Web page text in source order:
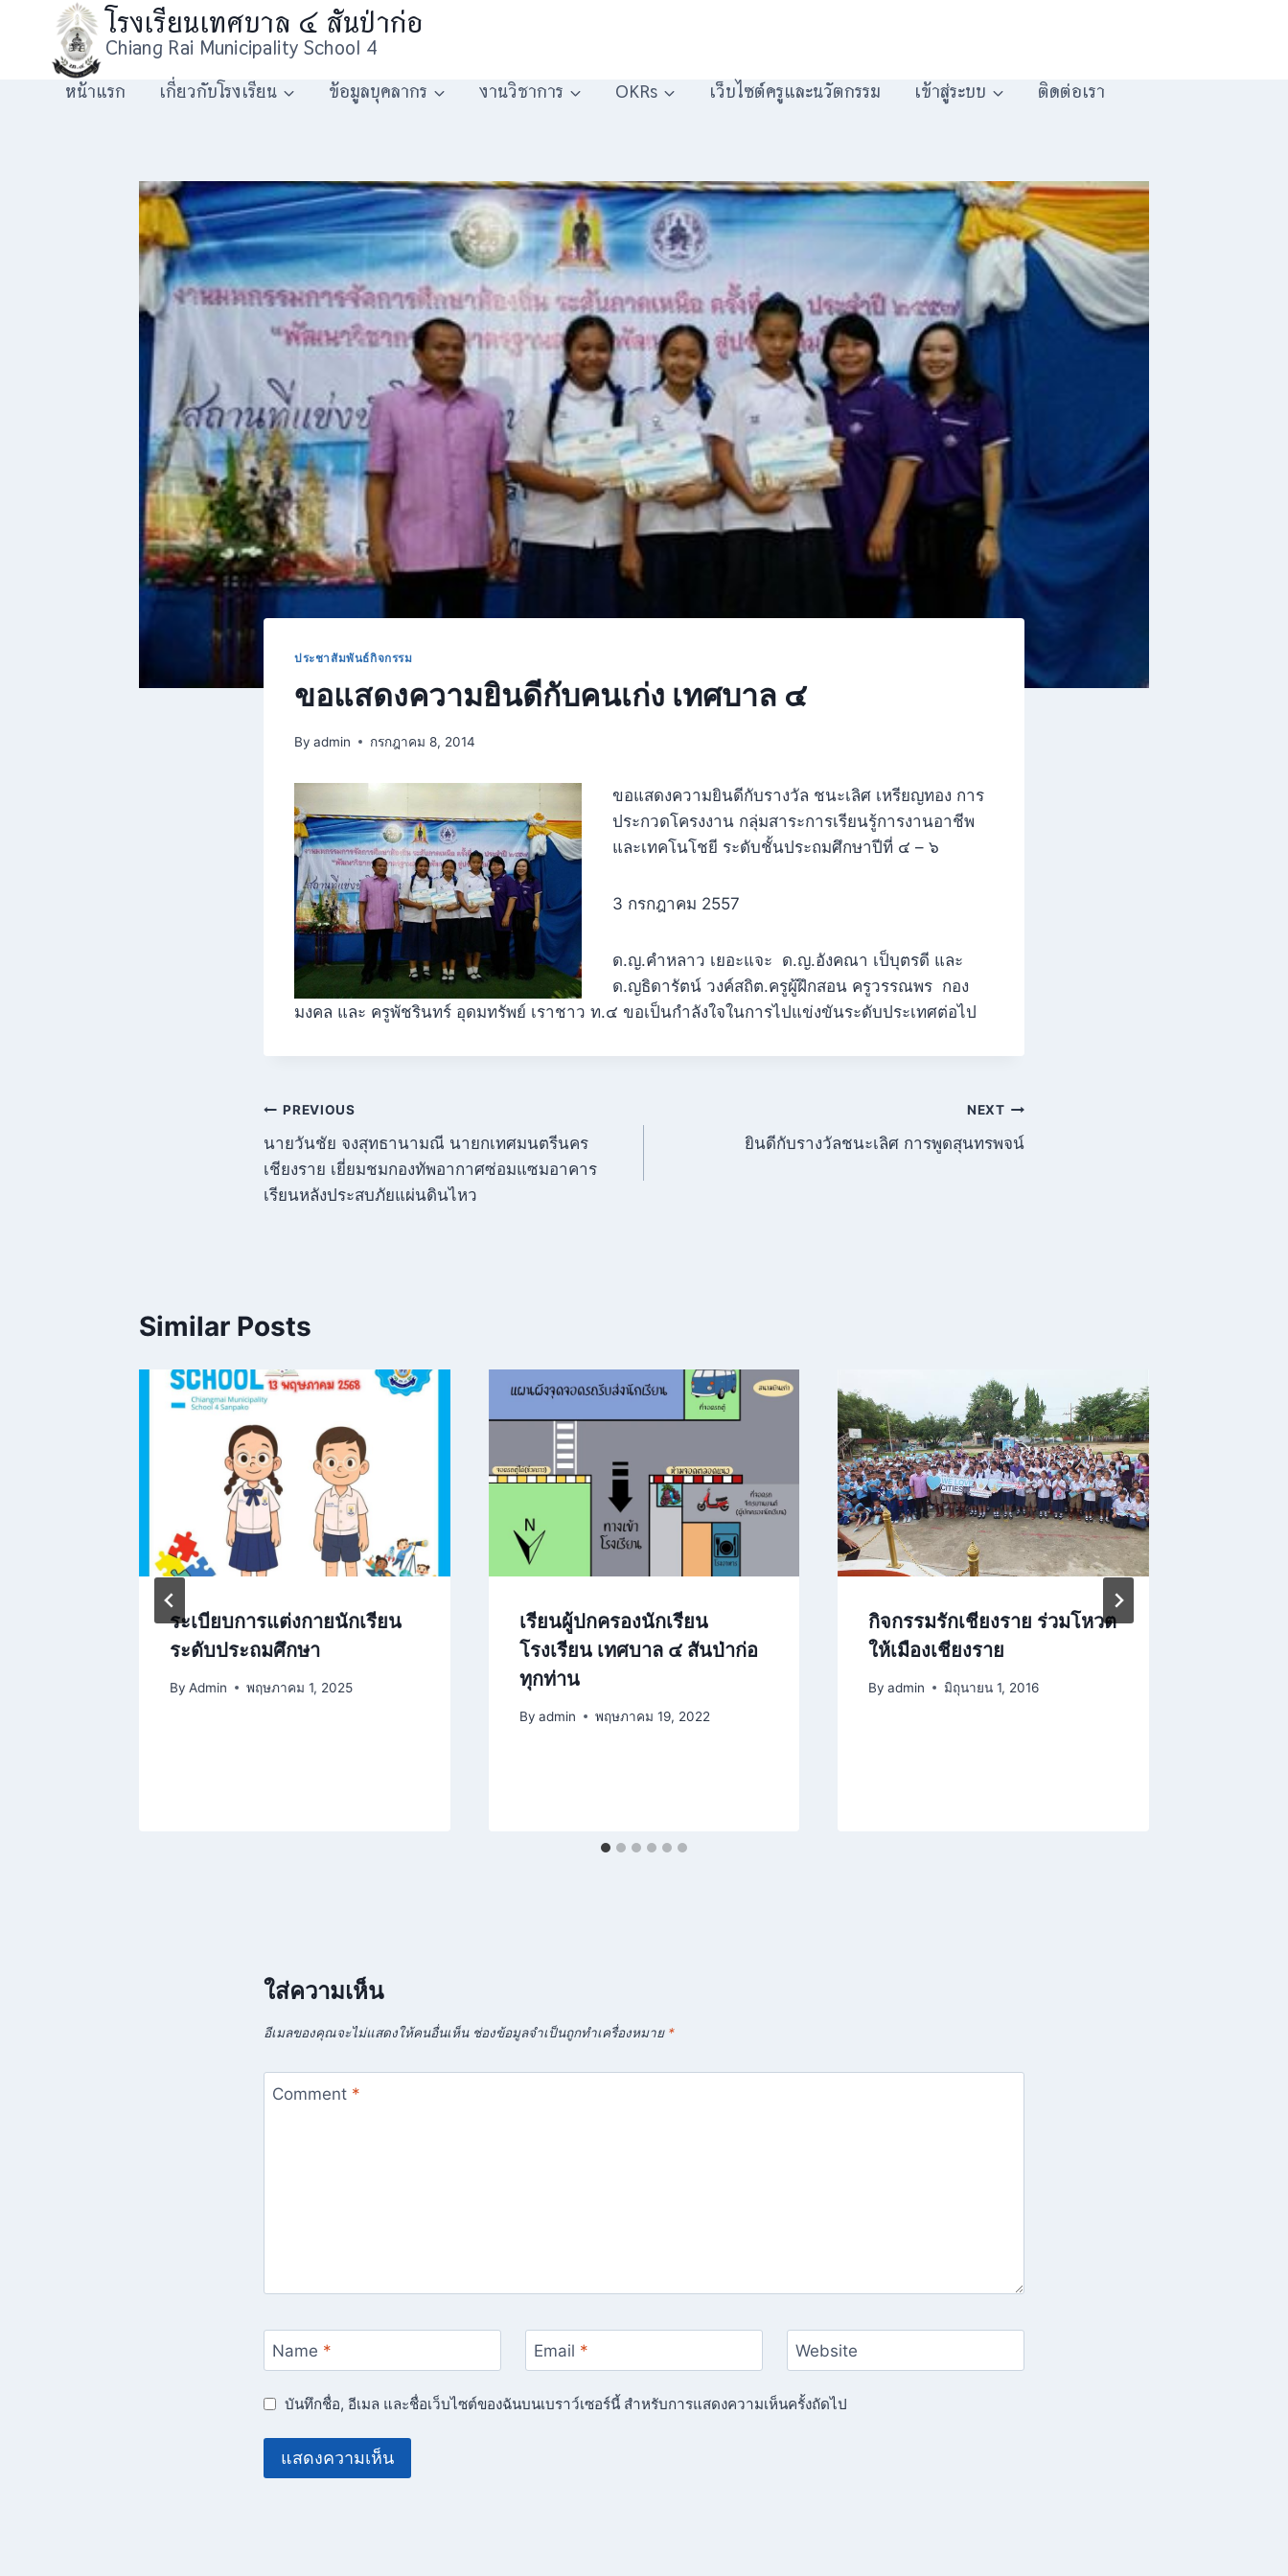
content
โรงเรียนเทศบาล ๔ สันป่าก่อ
Chiang Rai Municipality School 4
หน้าแรก เกี่ยวกับโรงเรียน ข้อมูลบุคลากร งานวิชาการ OKRs เว็บไซต์ครูและนวัตกรรม เข้าสู่ระบบ ติดต่อเรา
ประชาสัมพันธ์กิจกรรม
ขอแสดงความยินดีกับคนเก่ง เทศบาล ๔
By admin กรกฎาคม 8, 2014
ขอแสดงความยินดีกับรางวัล ชนะเลิศ เหรียญทอง การ
ประกวดโครงงาน กลุ่มสาระการเรียนรู้การงานอาชีพ
และเทคโนโชยี ระดับชั้นประถมศึกษาปีที่ ๔ – ๖
3 กรกฎาคม 2557
ด.ญ.คำหลาว เยอะแจะ ด.ญ.อังคณา เป็บุตรดี และ
ด.ญธิดารัตน์ วงค์สถิต.ครูผู้ฝึกสอน ครูวรรณพร กอง
มงคล และ ครูพัชรินทร์ อุดมทรัพย์ เราชาว ท.๔ ขอเป็นกำลังใจในการไปแข่งขันระดับประเทศต่อไป
แนะแนว
เรื่อง
PREVIOUS
นายวันชัย จงสุทธานามณี นายกเทศมนตรีนคร
เชียงราย เยี่ยมชมกองทัพอากาศซ่อมแซมอาคาร
เรียนหลังประสบภัยแผ่นดินไหว
NEXT
ยินดีกับรางวัลชนะเลิศ การพูดสุนทรพจน์
Similar Posts
ระเบียบการแต่งกายนักเรียน
ระดับประถมศึกษา
By Admin พฤษภาคม 1, 2025
เรียนผู้ปกครองนักเรียน
โรงเรียน เทศบาล ๔ สันป่าก่อ
ทุกท่าน
By admin พฤษภาคม 19, 2022
กิจกรรมรักเชียงราย ร่วมโหวต
ให้เมืองเชียงราย
By admin มิถุนายน 1, 2016
ใส่ความเห็น
อีเมลของคุณจะไม่แสดงให้คนอื่นเห็น ช่องข้อมูลจำเป็นถูกทำเครื่องหมาย *
Comment *
Name * Email * Website
บันทึกชื่อ, อีเมล และชื่อเว็บไซต์ของฉันบนเบราว์เซอร์นี้ สำหรับการแสดงความเห็นครั้งถัดไป